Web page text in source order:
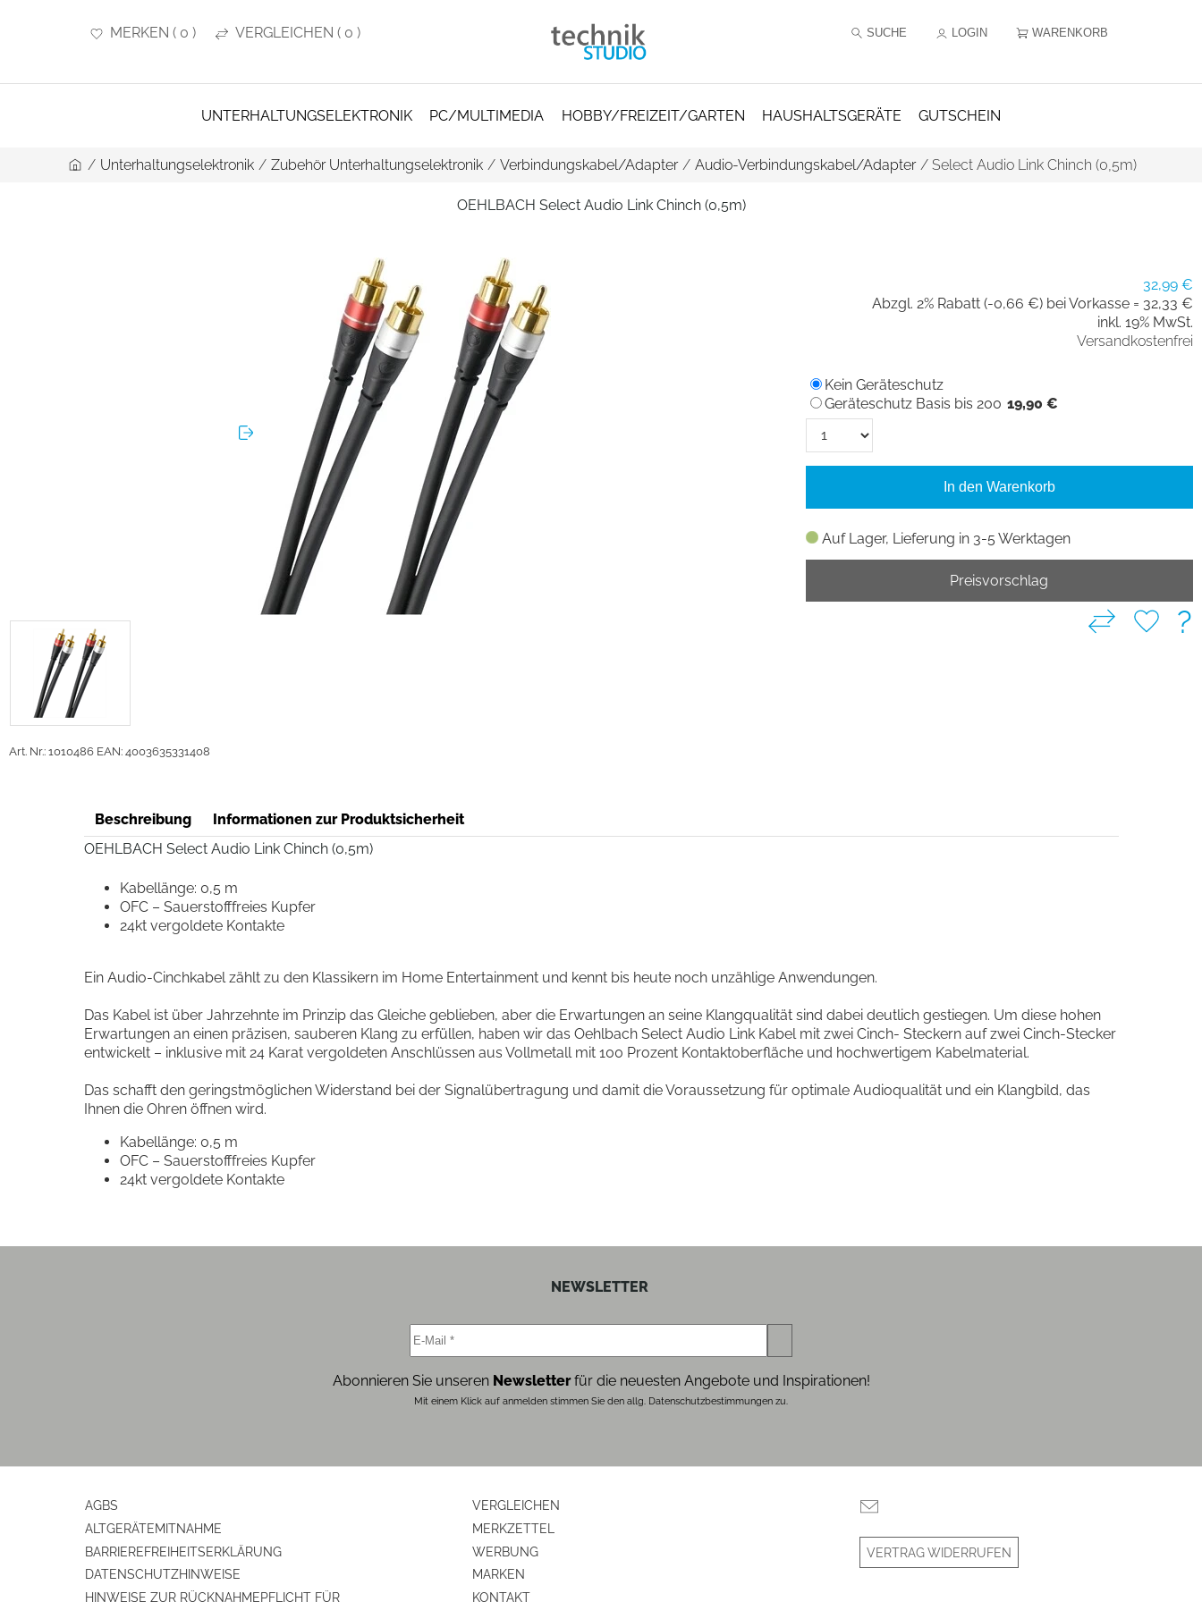
MERKEN ( 0 ) VERGLEICHEN ( 0 ) SUCHE LOGIN WARENKORB
UNTERHALTUNGSELEKTRONIK PC/MULTIMEDIA HOBBY/FREIZEIT/GARTEN HAUSHALTSGERÄTE GUTSCHEIN
/ Unterhaltungselektronik / Zubehör Unterhaltungselektronik / Verbindungskabel/Adapter/ Audio-Verbindungskabel/Adapter/ Select Audio Link Chinch (0,5m)
OEHLBACH Select Audio Link Chinch (0,5m)
Art. Nr.: 1010486 EAN: 4003635331408
32,99 €
Abzgl. 2% Rabatt (-0,66 €) bei Vorkasse = 32,33 €
inkl. 19% MwSt.
Versandkostenfrei
Auf Lager, Lieferung in 3-5 Werktagen
Kein Geräteschutz
Geräteschutz Basis bis 200 19,90 €
In den Warenkorb
Preisvorschlag
?
Beschreibung
Informationen zur Produktsicherheit
OEHLBACH Select Audio Link Chinch (0,5m)
Kabellänge: 0,5 m
OFC – Sauerstofffreies Kupfer
24kt vergoldete Kontakte
Ein Audio-Cinchkabel zählt zu den Klassikern im Home Entertainment und kennt bis heute noch unzählige Anwendungen.
Das Kabel ist über Jahrzehnte im Prinzip das Gleiche geblieben, aber die Erwartungen an seine Klangqualität sind dabei deutlich gestiegen. Um diese hohen
Erwartungen an einen präzisen, sauberen Klang zu erfüllen, haben wir das Oehlbach Select Audio Link Kabel mit zwei Cinch- Steckern auf zwei Cinch-Stecker
entwickelt – inklusive mit 24 Karat vergoldeten Anschlüssen aus Vollmetall mit 100 Prozent Kontaktoberfläche und hochwertigem Kabelmaterial.
Das schafft den geringstmöglichen Widerstand bei der Signalübertragung und damit die Voraussetzung für optimale Audioqualität und ein Klangbild, das
Ihnen die Ohren öffnen wird.
Kabellänge: 0,5 m
OFC – Sauerstofffreies Kupfer
24kt vergoldete Kontakte
NEWSLETTER
Abonnieren Sie unseren Newsletterfür die neuesten Angebote und Inspirationen!
Mit einem Klick auf anmelden stimmen Sie den allg. Datenschutzbestimmungen zu.
AGBS
ALTGERÄTEMITNAHME
BARRIEREFREIHEITSERKLÄRUNG
DATENSCHUTZHINWEISE
HINWEISE ZUR RÜCKNAHMEPFLICHT FÜR
VERGLEICHEN
MERKZETTEL
WERBUNG
MARKEN
KONTAKT
VERTRAG WIDERRUFEN